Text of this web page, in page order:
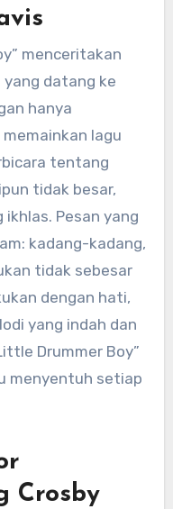
menceritakan
yang datang ke
hanya
lagu
tentang
tidak besar,
Pesan yang
kadang-kadang,
tidak sebesar
dengan hati,
yang indah dan
Drummer Boy”
menyentuh setiap
Crosby